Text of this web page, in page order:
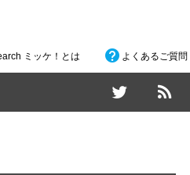
ミッケ！とは よくあるご質問